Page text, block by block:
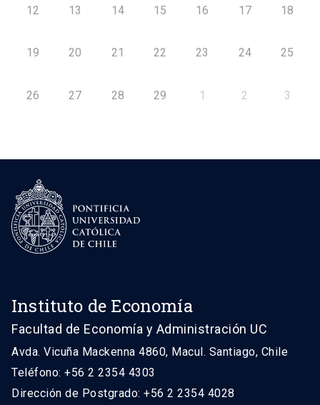
12 13 14 15 16 17 18
19 20 21 22 23 24 25
26 27 28 29 1 2 3
Instituto de Economía
Facultad de Economía y Administración UC
Avda. Vicuña Mackenna 4860, Macul. Santiago, Chile
Teléfono: +56 2 2354 4303
Dirección de Postgrado: +56 2 2354 4028